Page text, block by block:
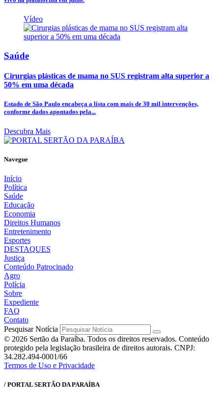
Vídeo
Saúde
Cirurgias plásticas de mama no SUS registram alta superior a
50% em uma década
Estado de São Paulo encabeça a lista com mais de 30 mil intervenções,
conforme dados apontados pela...
Descubra Mais
Navegue
Início
Política
Saúde
Educação
Economia
Direitos Humanos
Entretenimento
Esportes
DESTAQUES
Justiça
Conteúdo Patrocinado
Agro
Polícia
Sobre
Expediente
FAQ
Contato
Pesquisar Notícia
© 2026 Sertão da Paraíba. Todos os direitos reservados. Conteúdo
protegido pela legislação brasileira de direitos autorais. CNPJ:
34.282.494-0001/66
Termos de Uso e Privacidade
/ PORTAL SERTÃO DA PARAÍBA